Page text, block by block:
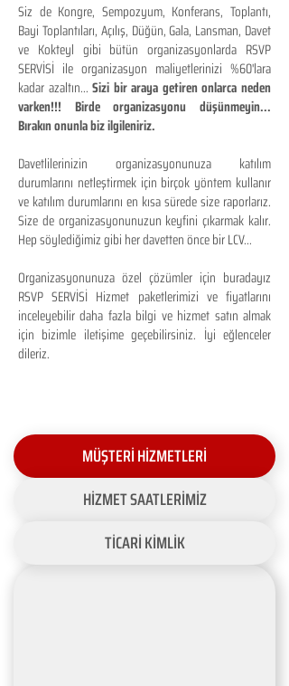
Siz de Kongre, Sempozyum, Konferans, Toplantı,
Bayi Toplantıları, Açılış, Düğün, Gala, Lansman, Davet
ve Kokteyl gibi bütün organizasyonlarda RSVP
SERVİSİ ile organizasyon maliyetlerinizi %60'lara
kadar azaltın...Sizi bir araya getiren onlarca neden
varken!!! Birde organizasyonu düşünmeyin...
Bırakın onunla biz ilgileniriz.
Davetlilerinizin organizasyonunuza katılım
durumlarını netleştirmek için birçok yöntem kullanır
ve katılım durumlarını en kısa sürede size raporlarız.
Size de organizasyonunuzun keyfini çıkarmak kalır.
Hep söylediğimiz gibi her davetten önce bir LCV...
Organizasyonunuza özel çözümler için buradayız
RSVP SERVİSİ Hizmet paketlerimizi ve fiyatlarını
inceleyebilir daha fazla bilgi ve hizmet satın almak
için bizimle iletişime geçebilirsiniz. İyi eğlenceler
dileriz.
MÜŞTERİ HİZMETLERİ
HİZMET SAATLERİMİZ
TİCARİ KİMLİK